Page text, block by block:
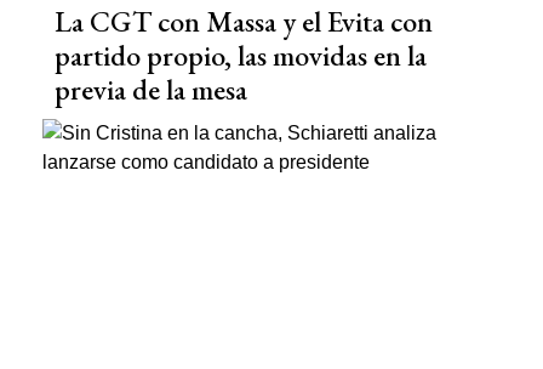
La CGT con Massa y el Evita con
partido propio, las movidas en la
previa de la mesa